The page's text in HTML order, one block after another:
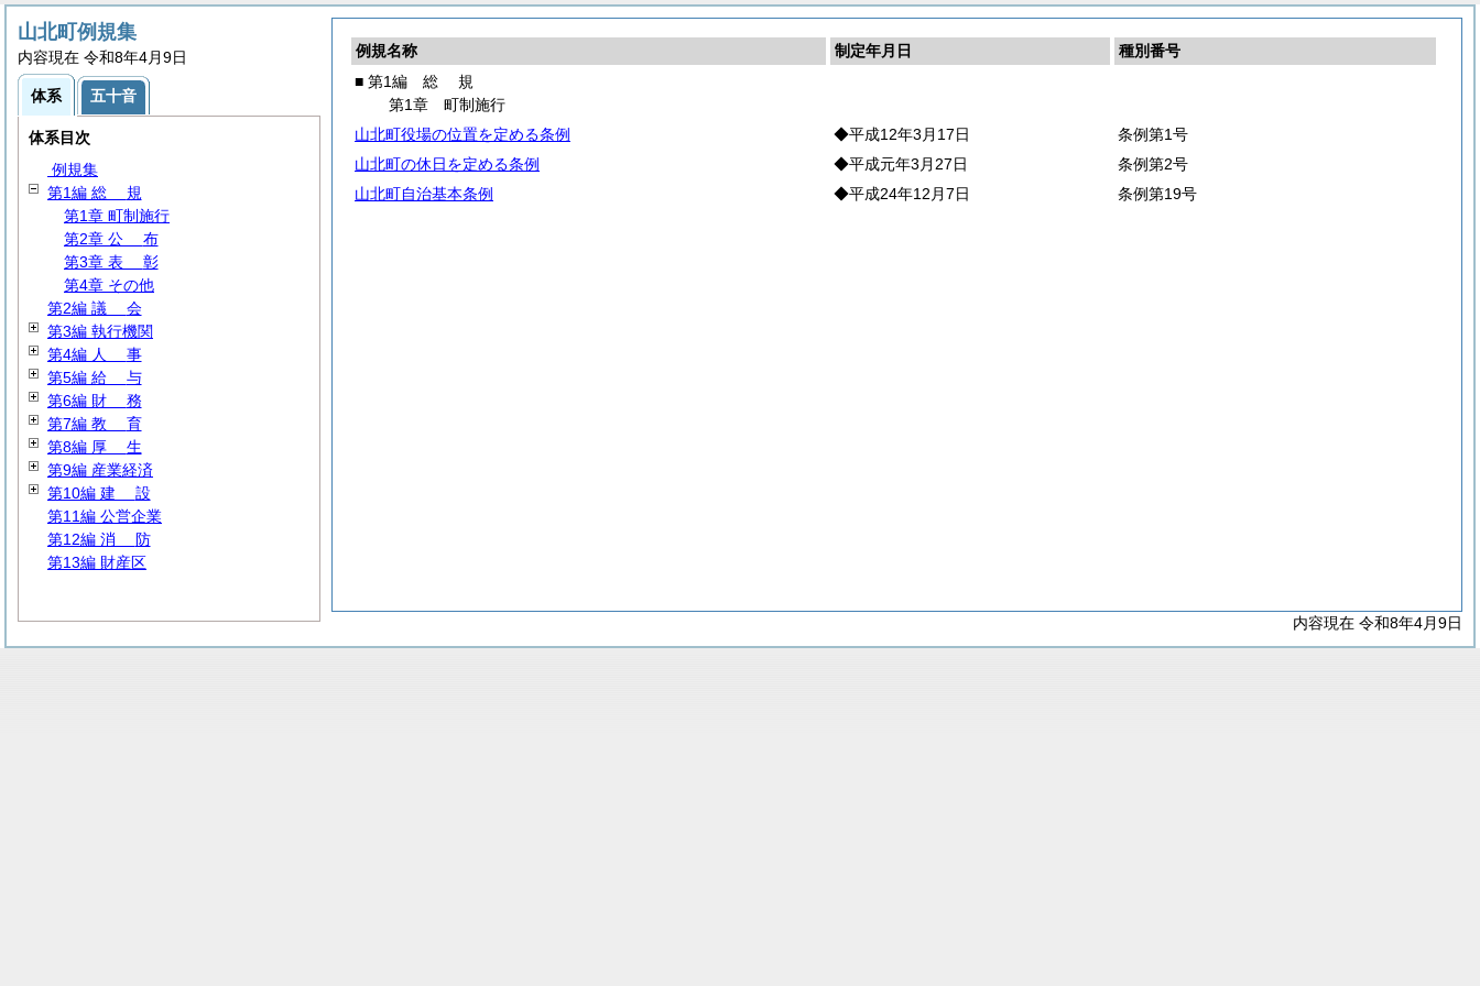
例規名称 制定年月日
種別番号
■ 第1編 総 規
第1章 町制施行
山北町役場の位置を定める条例
◆平成12年3月17日
条例第1号
山北町の休日を定める条例
◆平成元年3月27日
条例第2号
山北町自治基本条例
◆平成24年12月7日 条例第19号
内容現在 令和8年4月9日
山北町例規集
内容現在 令和8年4月9日
体系 五十音
体系目次
例規集
第1編 総 規
第1章 町制施行
第2章 公 布
第3章 表 彰
第4章 その他
第2編 議 会
第3編 執行機関
第4編 人 事
第5編 給 与
第6編 財 務
第7編 教 育
第8編 厚 生
第9編 産業経済
第10編 建 設
第11編 公営企業
第12編 消 防
第13編 財産区